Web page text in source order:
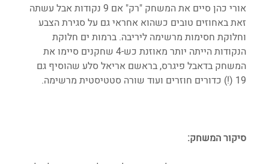
אורי כהן סיים את המשחק "רק" אם 9 נקודות אבל עשתה
זאת באחוזים טובים כשהוא אחראי גם על סגירת הצבע
וחלוקת חסימות מרשימה ליריבה. ברמות ים חלוקת
הנקודות הייתה יותר מאוזנת כש-4 שחקנים סיימו את
המשחק בדאבל פיגרס, בראשם אריאל סלע שהוסיף גם
19 (!) כדורים חוזרים ועוד שורה סטטיסטית מרשימה.
סיקור המשחק: